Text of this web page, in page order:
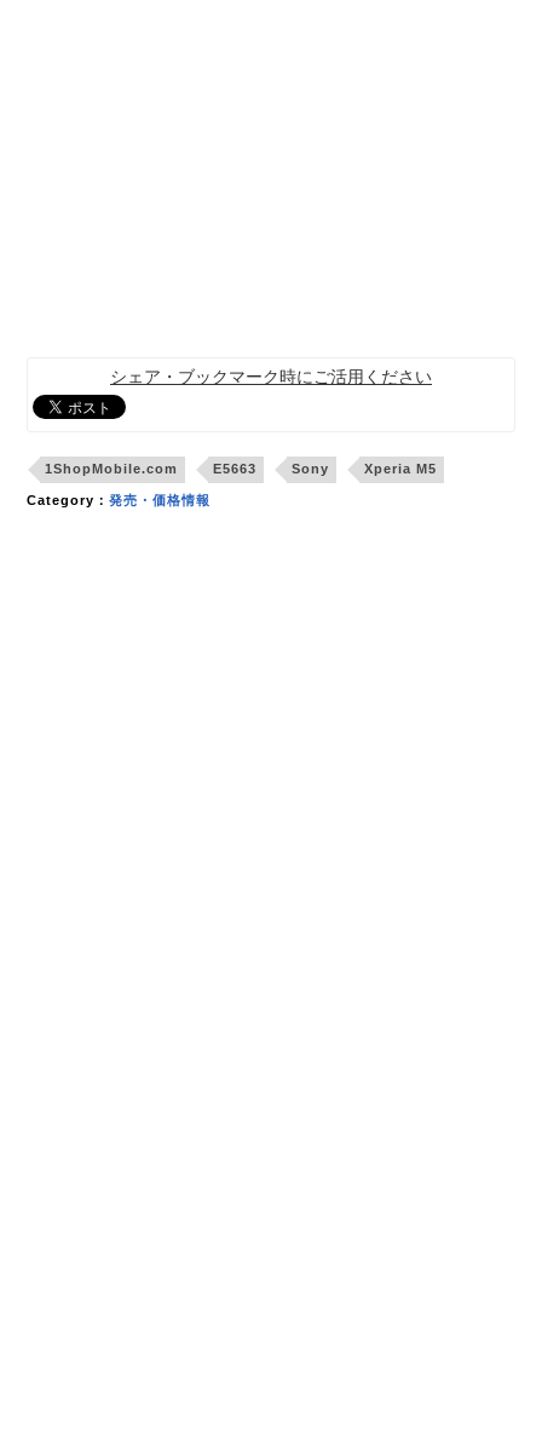
シェア・ブックマーク時にご活用ください
1ShopMobile.com E5663 Sony Xperia M5
Category：発売・価格情報